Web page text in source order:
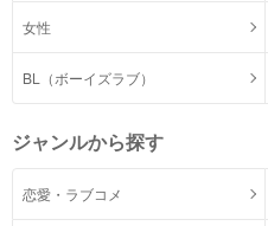
女性
BL（ボーイズラブ）
ジャンルから探す
恋愛・ラブコメ